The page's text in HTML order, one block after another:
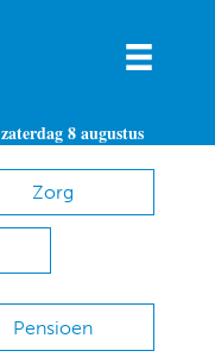
zaterdag 8 augustus
Zorg
Pensioen